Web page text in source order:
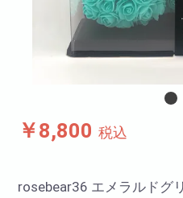
￥8,800 税込
rosebear36 エメラルドグ